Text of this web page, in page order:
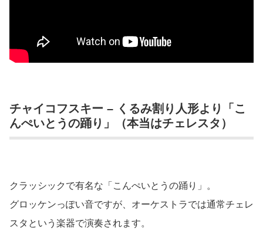
チャイコフスキー – くるみ割り人形より「こ
んぺいとうの踊り」（本当はチェレスタ）
クラッシックで有名な「こんぺいとうの踊り」。
グロッケンっぽい音ですが、オーケストラでは通常チェレ
スタという楽器で演奏されます。